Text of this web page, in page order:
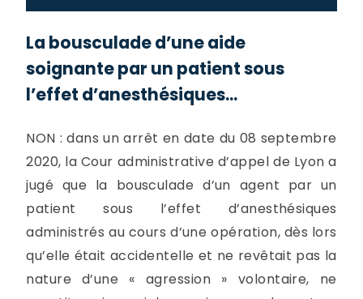
La bousculade d’une aide
soignante par un patient sous
l’effet d’anesthésiques...
NON : dans un arrêt en date du 08 septembre
2020, la Cour administrative d’appel de Lyon a
jugé que la bousculade d’un agent par un
patient sous l’effet d’anesthésiques
administrés au cours d’une opération, dès lors
qu’elle était accidentelle et ne revêtait pas la
nature d’une « agression » volontaire, ne